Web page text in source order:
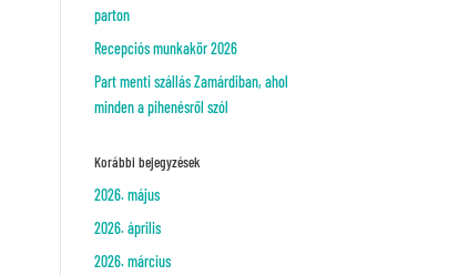
parton
Recepciós munkakör 2026
Part menti szállás Zamárdiban, ahol
minden a pihenésről szól
Korábbi bejegyzések
2026. május
2026. április
2026. március